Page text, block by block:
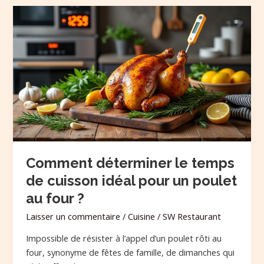
Comment déterminer le temps
de cuisson idéal pour un poulet
au four ?
Laisser un commentaire /Cuisine /SW Restaurant
Impossible de résister à l’appel d’un poulet rôti au
four, synonyme de fêtes de famille, de dimanches qui
Comment
déterminer
le
temps
de
cuisson
idéal
pour
un
poulet
four
?